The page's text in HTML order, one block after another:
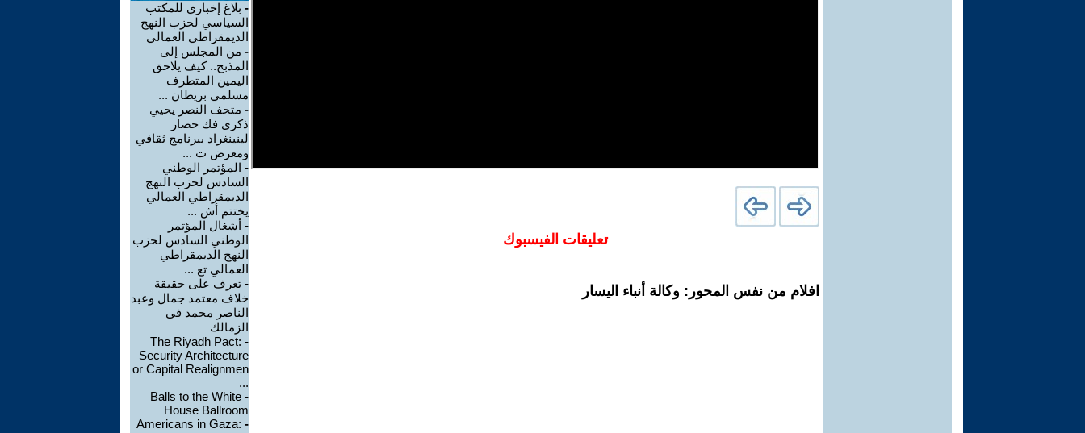
تعليقات الفيسبوك
افلام من نفس المحور: وكالة أنباء اليسار
- بلاغ إخباري للمكتب
السياسي لحزب النهج
الديمقراطي العمالي
- من المجلس إلى
المذبح.. كيف يلاحق
اليمين المتطرف
مسلمي بريطان ...
- متحف النصر يحيي
ذكرى فك حصار
لينينغراد ببرنامج ثقافي
ومعرض ت ...
- المؤتمر الوطني
السادس لحزب النهج
الديمقراطي العمالي
يختتم أش ...
- أشغال المؤتمر
الوطني السادس لحزب
النهج الديمقراطي
العمالي تع ...
- تعرف على حقيقة
خلاف معتمد جمال وعبد
الناصر محمد فى
الزمالك
-
The Riyadh Pact:
Security Architecture
or Capital Realignmen
...
-
Balls to the White
House Ballroom
-
Americans in Gaza: